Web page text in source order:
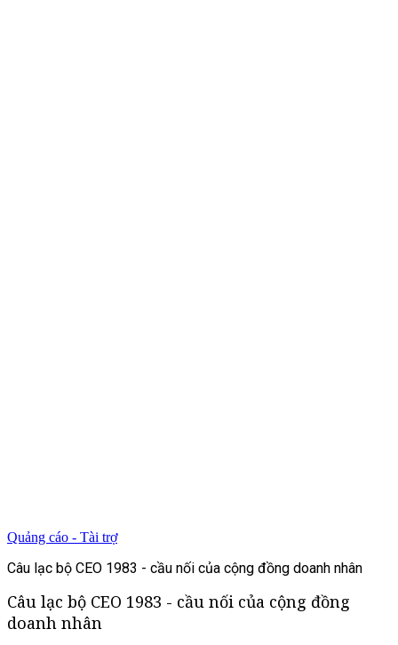
Quảng cáo - Tài trợ
Câu lạc bộ CEO 1983 - cầu nối của cộng đồng doanh nhân
Câu lạc bộ CEO 1983 - cầu nối của cộng đồng
doanh nhân